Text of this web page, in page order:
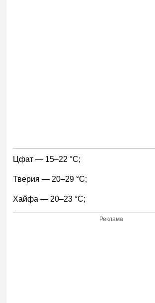
Цфат — 15–22 °С;
Тверия — 20–29 °С;
Хайфа — 20–23 °С;
Реклама